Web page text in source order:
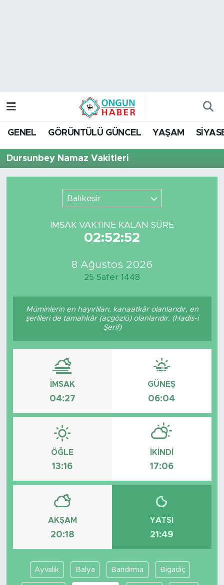
GENEL GÖRÜNTÜLÜ GÜNCEL YAŞAM
Dursunbey Namaz Vakitleri
Balıkesir
İMSAK VAKTİNE KALAN SÜRE
02:52:52
8 Ağustos 2026
25 Safer 1448
Müminlerin en hayırlıları, kanaatkâr olanlarıdır, en
şerlileri de tamahkâr (açgözlü) olanlarıdır. (Hadis-i
Şerif)
İMSAK
04:27
GÜNEŞ
06:04
ÖĞLE
13:16
İKINDI
17:06
AKŞAM
20:18
YATSI
21:49
Ayvalık Balya Bandırma Bigadiç
Trafik Durumu
Son Dakika Haberleri